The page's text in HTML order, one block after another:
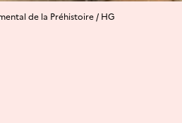
de la Préhistoire / HG